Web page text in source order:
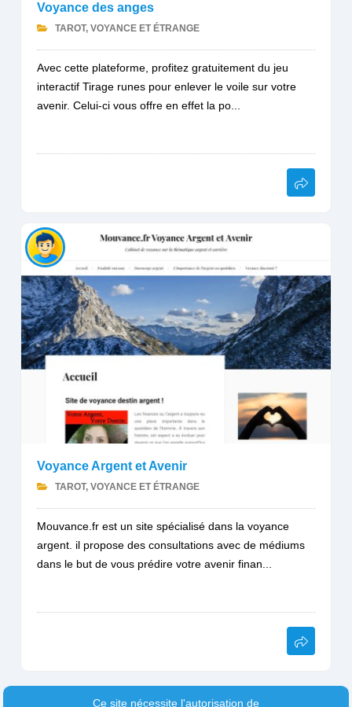
Voyance des anges
TAROT, VOYANCE ET ÉTRANGE
Avec cette plateforme, profitez gratuitement du jeu
interactif Tirage runes pour enlever le voile sur votre
avenir. Celui-ci vous offre en effet la po...
Voyance Argent et Avenir
TAROT, VOYANCE ET ÉTRANGE
Mouvance.fr est un site spécialisé dans la voyance
argent. il propose des consultations avec de médiums
dans le but de vous prédire votre avenir finan...
Ce site nécessite l'autorisation de